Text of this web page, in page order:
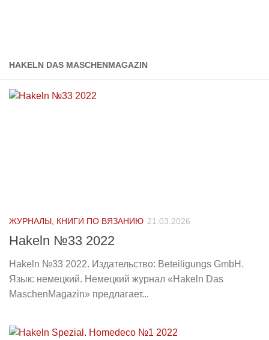
HAKELN DAS MASCHENMAGAZIN
ЖУРНАЛЫ, КНИГИ ПО ВЯЗАНИЮ 21.03.2026
Hakeln №33 2022
Hakeln №33 2022. Издательство: Beteiligungs GmbH.
Язык: немецкий. Немецкий журнал «Hakeln Das
MaschenMagazin» предлагает...